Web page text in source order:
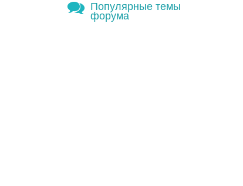
Популярные темы
форума